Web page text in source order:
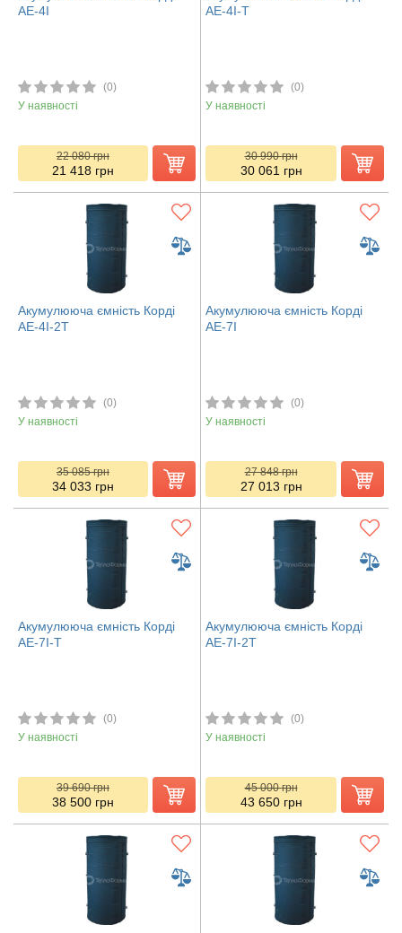
АЕ-4І
(0)
У наявності
22 080грн
21 418 грн
АЕ-4І-Т
(0)
У наявності
30 990грн
30 061 грн
Акумулююча ємність Корді
АЕ-4І-2Т
(0)
У наявності
35 085грн
34 033 грн
Акумулююча ємність Корді
АЕ-7І
(0)
У наявності
27 848грн
27 013 грн
Акумулююча ємність Корді
АЕ-7І-Т
(0)
У наявності
39 690грн
38 500 грн
Акумулююча ємність Корді
АЕ-7І-2Т
(0)
У наявності
45 000грн
43 650 грн